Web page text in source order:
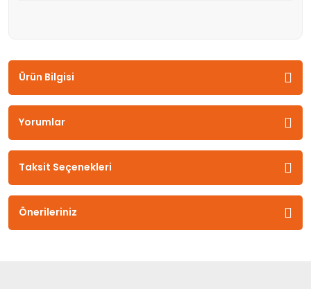
Ürün Bilgisi
Yorumlar
Taksit Seçenekleri
Önerileriniz